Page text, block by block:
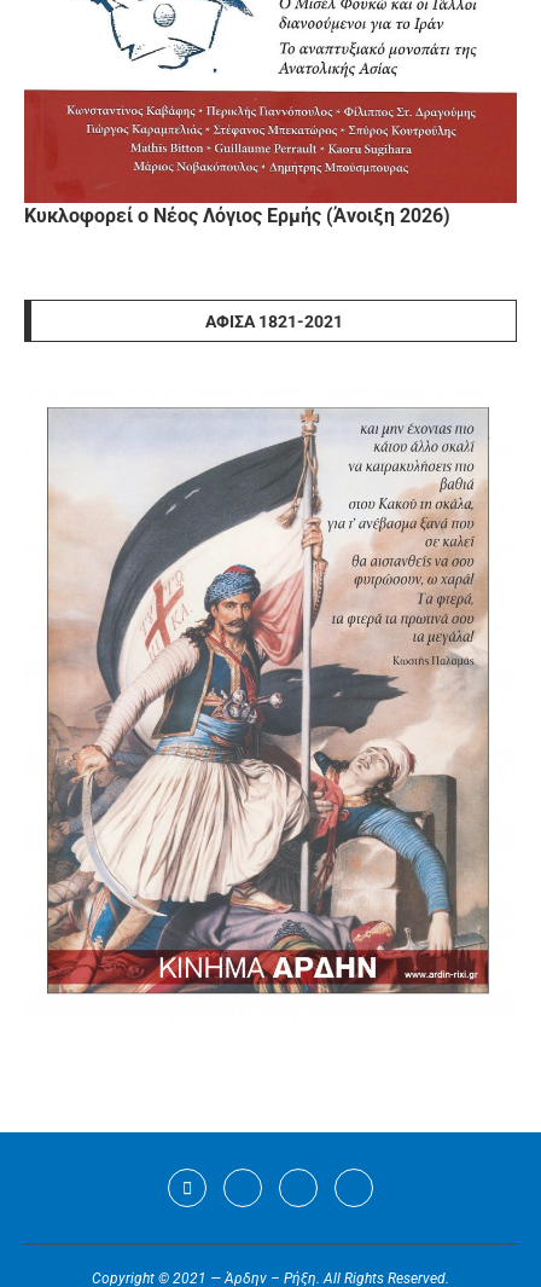
Κυκλοφορεί ο Νέος Λόγιος Ερμής (Άνοιξη 2026)
ΑΦΊΣΑ 1821-2021
Copyright © 2021 — Άρδην – Ρήξη. All Rights Reserved.